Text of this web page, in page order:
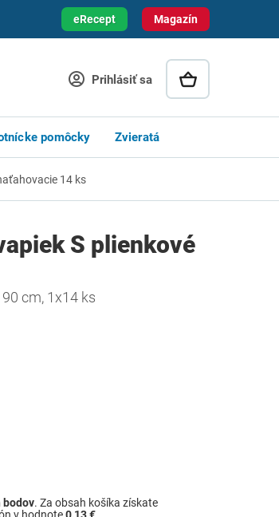
Magazín
eRecept
Prihlásiť sa
pomôcky Zvieratá
14 ks
S plienkové
cm, 1x14 ks
bodov. Za obsah košíka získate
v hodnote0,13 €.